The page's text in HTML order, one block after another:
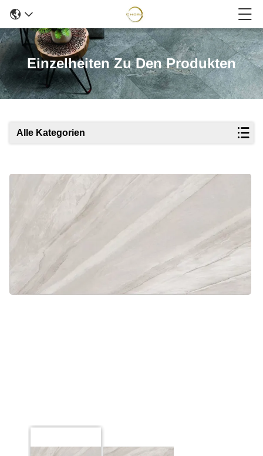
Einzelheiten Zu Den Produkten
Alle Kategorien